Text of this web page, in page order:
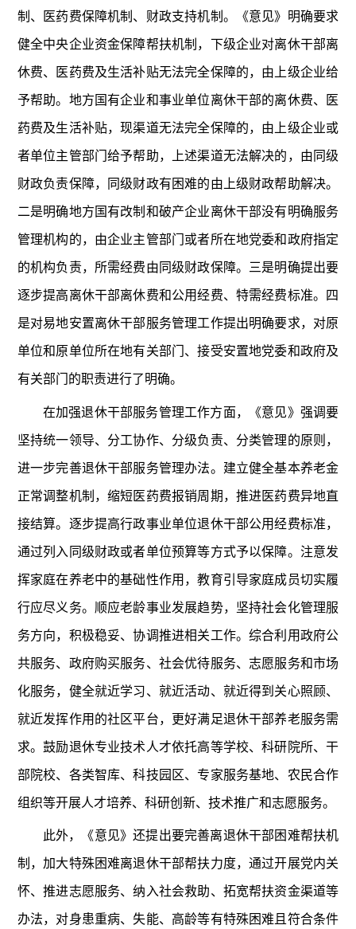
制、医药费保障机制、财政支持机制。《意见》明确要求
健全中央企业资金保障帮扶机制，下级企业对离休干部离
休费、医药费及生活补贴无法完全保障的，由上级企业给
予帮助。地方国有企业和事业单位离休干部的离休费、医
药费及生活补贴，现渠道无法完全保障的，由上级企业或
者单位主管部门给予帮助，上述渠道无法解决的，由同级
财政负责保障，同级财政有困难的由上级财政帮助解决。
二是明确地方国有改制和破产企业离休干部没有明确服务
管理机构的，由企业主管部门或者所在地党委和政府指定
的机构负责，所需经费由同级财政保障。三是明确提出要
逐步提高离休干部离休费和公用经费、特需经费标准。四
是对易地安置离休干部服务管理工作提出明确要求，对原
单位和原单位所在地有关部门、接受安置地党委和政府及
有关部门的职责进行了明确。
在加强退休干部服务管理工作方面，《意见》强调要
坚持统一领导、分工协作、分级负责、分类管理的原则，
进一步完善退休干部服务管理办法。建立健全基本养老金
正常调整机制，缩短医药费报销周期，推进医药费异地直
接结算。逐步提高行政事业单位退休干部公用经费标准，
通过列入同级财政或者单位预算等方式予以保障。注意发
挥家庭在养老中的基础性作用，教育引导家庭成员切实履
行应尽义务。顺应老龄事业发展趋势，坚持社会化管理服
务方向，积极稳妥、协调推进相关工作。综合利用政府公
共服务、政府购买服务、社会优待服务、志愿服务和市场
化服务，健全就近学习、就近活动、就近得到关心照顾、
就近发挥作用的社区平台，更好满足退休干部养老服务需
求。鼓励退休专业技术人才依托高等学校、科研院所、干
部院校、各类智库、科技园区、专家服务基地、农民合作
组织等开展人才培养、科研创新、技术推广和志愿服务。
此外，《意见》还提出要完善离退休干部困难帮扶机
制，加大特殊困难离退休干部帮扶力度，通过开展党内关
怀、推进志愿服务、纳入社会救助、拓宽帮扶资金渠道等
办法，对身患重病、失能、高龄等有特殊困难且符合条件